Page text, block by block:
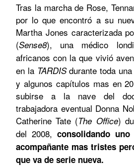
Tras la marcha de Rose,
por lo que encontró a su
Martha Jones caracterizada
(Sense8), una médico
africanos con la que vivió
en la TARDISdurante toda
y algunos capítulos mas en
subirse a la nave del
trabajadora eventual Donna
Catherine Tate (The Office)
del 2008, consolidando
acompañante mas tristes
que va de serie nueva.